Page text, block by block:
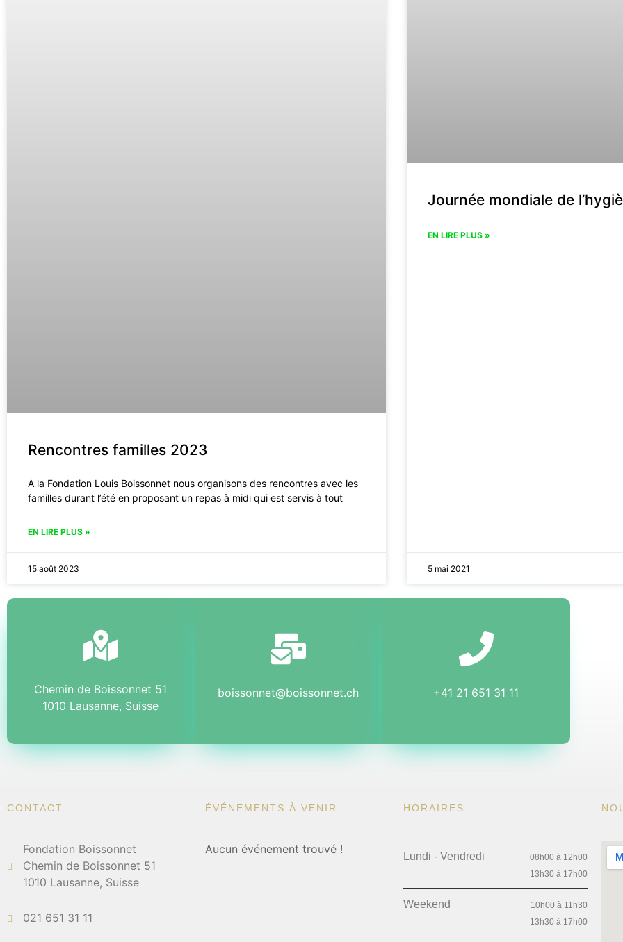
Rencontres familles 2023
A la Fondation Louis Boissonnet nous organisons des rencontres avec les
familles durant l’été en proposant un repas à midi qui est servis à tout
EN LIRE PLUS »
15 août 2023
Journée mondiale de
EN LIRE PLUS »
5 mai 2021
Chemin de Boissonnet 51
1010 Lausanne, Suisse
boissonnet@boissonnet.ch +41 21 651 31 11
CONTACT
Fondation Boissonnet
Chemin de Boissonnet 51
1010 Lausanne, Suisse
021 651 31 11
ÉVÉNEMENTS À VENIR
Aucun événement trouvé !
HORAIRES
Lundi - Vendredi
08h00 à 12h00
13h30 à 17h00
Weekend
10h00 à 11h30
13h30 à 17h00